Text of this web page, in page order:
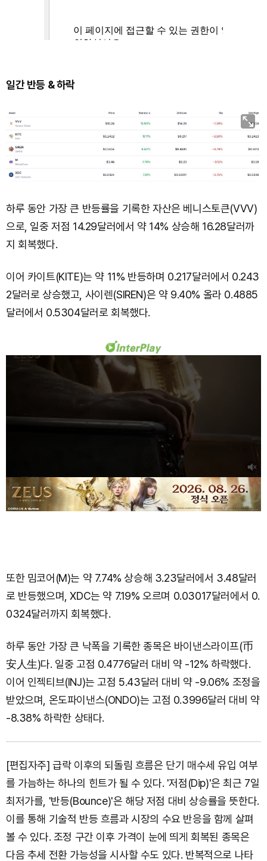
일간 반등 & 하락
하루 동안 가장 큰 반등률을 기록한 자산은 베니스토큰(VVV)
으로, 일중 저점 14.29달러에서 약 14% 상승해 16.28달러까
지 회복했다.
이어 카이트(KITE)는 약 11% 반등하며 0.217달러에서 0.243
2달러로 상승했고, 사이렌(SIREN)은 약 9.40% 올라 0.4885
달러에서 0.5304달러로 회복했다.
또한 밈코어(M)는 약 7.74% 상승해 3.23달러에서 3.48달러
로 반등했으며, XDC는 약 7.19% 오르며 0.03017달러에서 0.
0324달러까지 회복했다.
하루 동안 가장 큰 낙폭을 기록한 종목은 바이낸스라이프(币
安人生)다. 일중 고점 0.4776달러 대비 약 -12% 하락했다.
이어 인젝티브(INJ)는 고점 5.43달러 대비 약 -9.06% 조정을
받았으며, 온도파이낸스(ONDO)는 고점 0.3996달러 대비 약
-8.38% 하락한 상태다.
[편집자주] 급락 이후의 되돌림 흐름은 단기 매수세 유입 여부
를 가늠하는 하나의 힌트가 될 수 있다. '저점(Dip)'은 최근 7일
최저가를, '반등(Bounce)'은 해당 저점 대비 상승률을 뜻한다.
이를 통해 기술적 반등 흐름과 시장의 수요 반응을 함께 살펴
볼 수 있다. 조정 구간 이후 가격이 눈에 띄게 회복된 종목은
다음 추세 전환 가능성을 시사할 수도 있다. 반복적으로 나타